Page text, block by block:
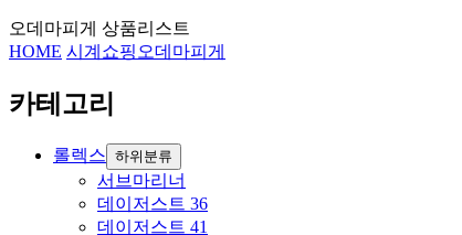
오데마피게 상품리스트
HOME 시계쇼핑오데마피게
카테고리
롤렉스 하위분류
서브마리너
데이저스트 36
데이저스트 41